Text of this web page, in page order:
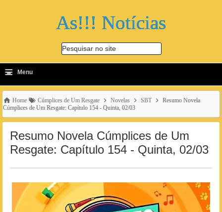
As!!! Notícias
Pesquisar no site
-
≡ Menu
Home Cúmplices de Um Resgate Novelas SBT
Resumo Novela
Cúmplices de Um Resgate: Capítulo 154 - Quinta, 02/03
Resumo Novela Cúmplices de Um
Resgate: Capítulo 154 - Quinta, 02/03